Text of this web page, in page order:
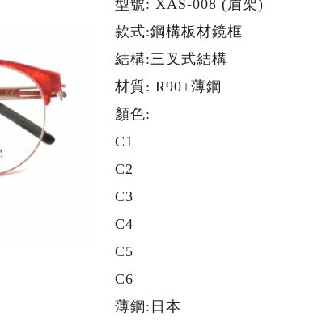
型號: XAS-008 (眉架)
款式:鋼構板材鏡框
結構:三叉式結構
材質: R90+薄鋼
顏色:
C1
C2
C3
C4
C5
C6
薄鋼:日本